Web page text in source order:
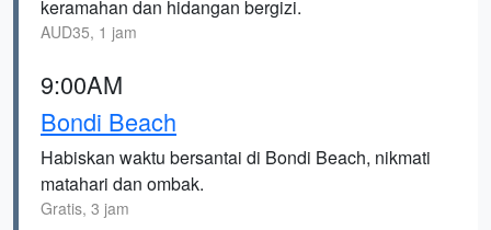
keramahan dan hidangan bergizi.
AUD35, 1 jam
9:00AM
Bondi Beach
Habiskan waktu bersantai di Bondi Beach, nikmati
matahari dan ombak.
Gratis, 3 jam